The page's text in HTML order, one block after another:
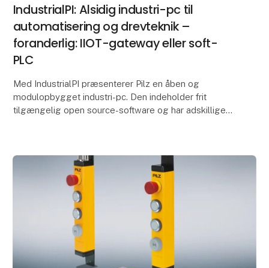
IndustrialPI: Alsidig industri-pc til
automatisering og drevteknik –
foranderlig: IIOT-gateway eller soft-
PLC
Med IndustrialPI præsenterer Pilz en åben og
modulopbygget industri-pc. Den indeholder frit
tilgængelig open source-software og har adskillige